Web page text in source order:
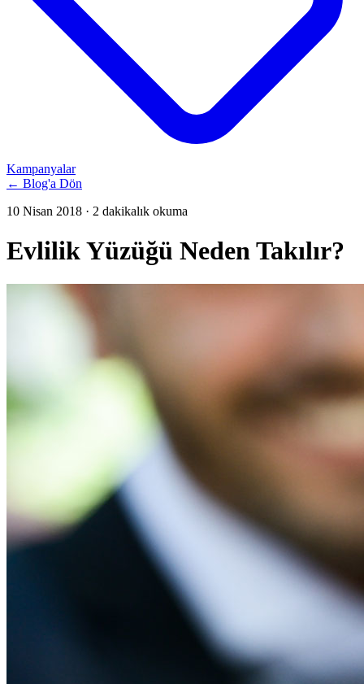
Kampanyalar
← Blog'a Dön
10 Nisan 2018 · 2 dakikalık okuma
Evlilik Yüzüğü Neden Takılır?